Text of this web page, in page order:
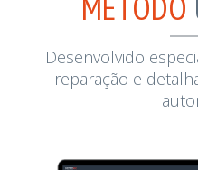
Desenvolvido
reparação e